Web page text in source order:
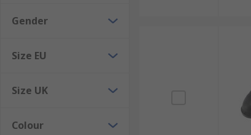
Gender
Size EU
Size UK
Colour